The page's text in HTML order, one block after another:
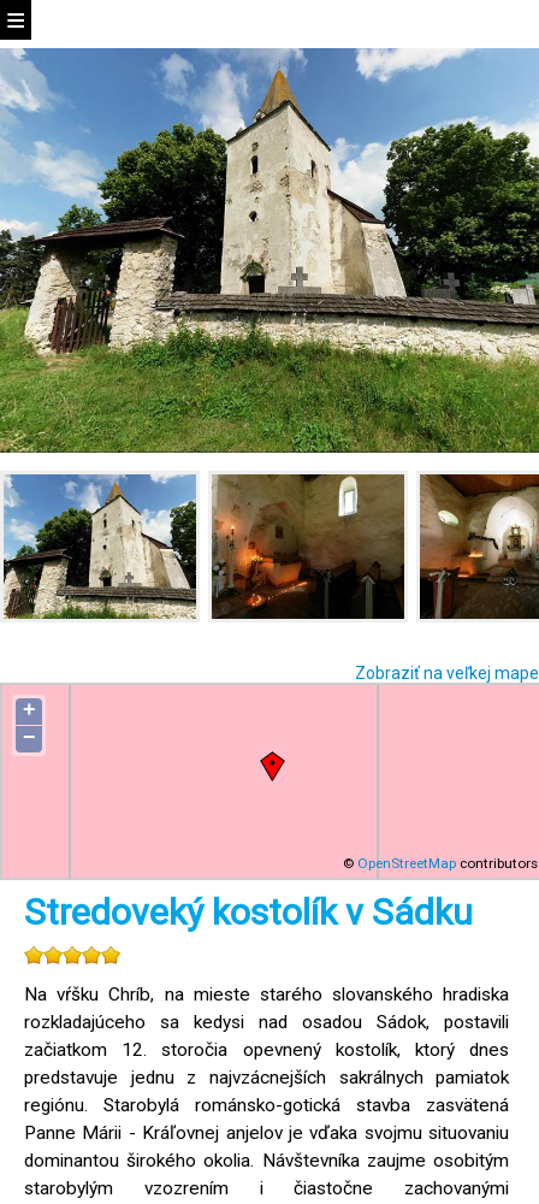
Zobraziť na veľkej mape
+
−
© OpenStreetMap contributors
Stredoveký kostolík v Sádku
Na vŕšku Chríb, na mieste starého slovanského hradiska
rozkladajúceho sa kedysi nad osadou Sádok, postavili
začiatkom 12. storočia opevnený kostolík, ktorý dnes
predstavuje jednu z najvzácnejších sakrálnych pamiatok
regiónu. Starobylá románsko-gotická stavba zasvätená
Panne Márii - Kráľovnej anjelov je vďaka svojmu situovaniu
dominantou širokého okolia. Návštevníka zaujme osobitým
starobylým vzozrením i čiastočne zachovanými